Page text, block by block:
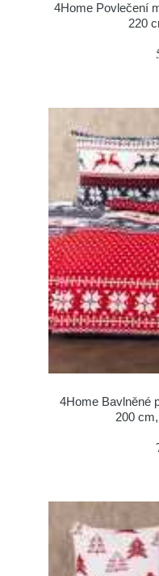
4Home Povlečení
220
4Home Bavlněné
200